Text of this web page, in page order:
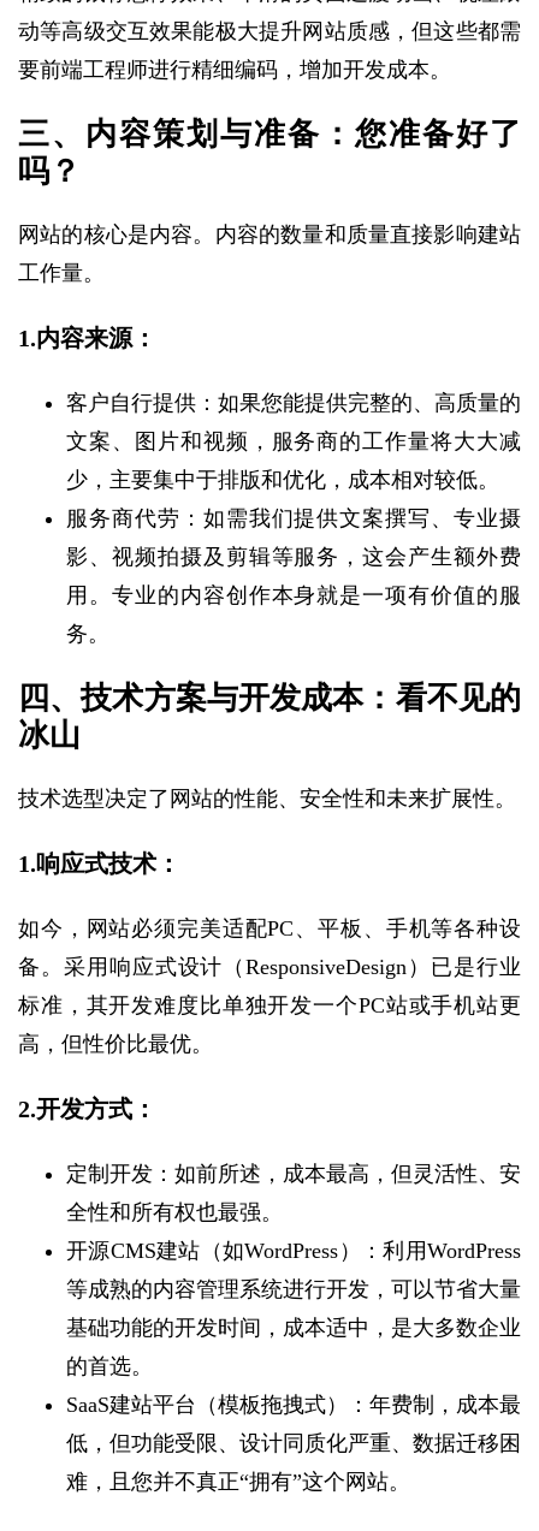
动等高级交互效果能极大提升网站质感，但这些都需
要前端工程师进行精细编码，增加开发成本。
三、内容策划与准备：您准备好了
吗？
网站的核心是内容。内容的数量和质量直接影响建站
工作量。
1.内容来源：
客户自行提供：如果您能提供完整的、高质量的
文案、图片和视频，服务商的工作量将大大减
少，主要集中于排版和优化，成本相对较低。
服务商代劳：如需我们提供文案撰写、专业摄
影、视频拍摄及剪辑等服务，这会产生额外费
用。专业的内容创作本身就是一项有价值的服
务。
四、技术方案与开发成本：看不见的
冰山
技术选型决定了网站的性能、安全性和未来扩展性。
1.响应式技术：
如今，网站必须完美适配PC、平板、手机等各种设
备。采用响应式设计（ResponsiveDesign）已是行业
标准，其开发难度比单独开发一个PC站或手机站更
高，但性价比最优。
2.开发方式：
定制开发：如前所述，成本最高，但灵活性、安
全性和所有权也最强。
开源CMS建站（如WordPress）：利用WordPress
等成熟的内容管理系统进行开发，可以节省大量
基础功能的开发时间，成本适中，是大多数企业
的首选。
SaaS建站平台（模板拖拽式）：年费制，成本最
低，但功能受限、设计同质化严重、数据迁移困
难，且您并不真正“拥有”这个网站。